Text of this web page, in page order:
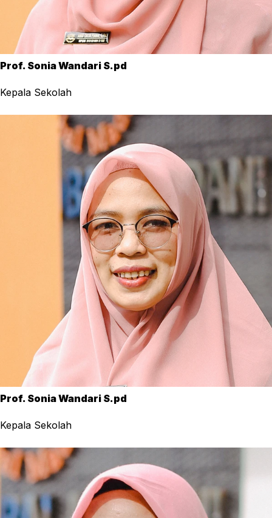
Prof. Sonia Wandari S.pd
Kepala Sekolah
Prof. Sonia Wandari S.pd
Kepala Sekolah